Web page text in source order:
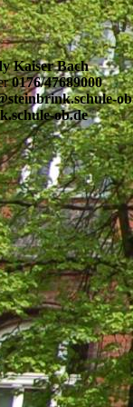
Kaiser Bach
0176/47689000
ob.de